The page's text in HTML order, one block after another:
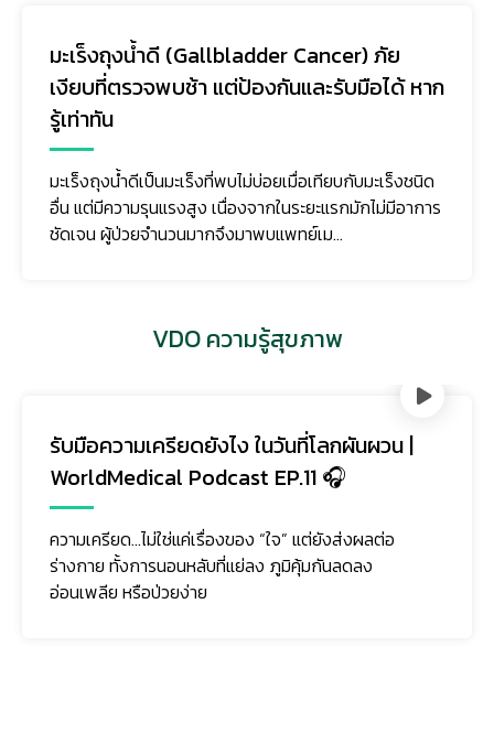
มะเร็งถุงน้ำดี (Gallbladder Cancer) ภัย
เงียบที่ตรวจพบช้า แต่ป้องกันและรับมือได้ หาก
รู้เท่าทัน
มะเร็งถุงน้ำดีเป็นมะเร็งที่พบไม่บ่อยเมื่อเทียบกับมะเร็งชนิด
อื่น แต่มีความรุนแรงสูง เนื่องจากในระยะแรกมักไม่มีอาการ
ชัดเจน ผู้ป่วยจำนวนมากจึงมาพบแพทย์เม...
VDO ความรู้สุขภาพ
รับมือความเครียดยังไง ในวันที่โลกผันผวน |
WorldMedical Podcast EP.11 🎧
ความเครียด…ไม่ใช่แค่เรื่องของ “ใจ” แต่ยังส่งผลต่อ
ร่างกาย ทั้งการนอนหลับที่แย่ลง ภูมิคุ้มกันลดลง
อ่อนเพลีย หรือป่วยง่าย